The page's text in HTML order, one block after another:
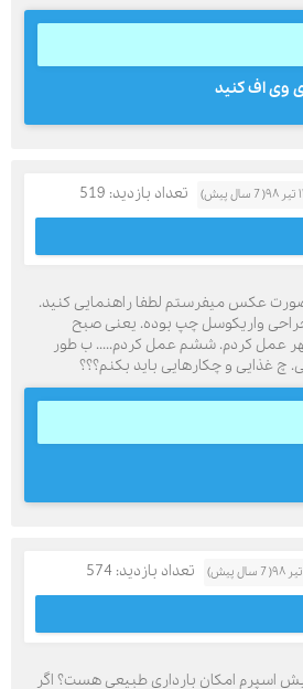
وی اف کنید
تعداد بازدید: 519
عکس میفرستم لطفا راهنمایی کنید.
واریکوسل چپ بوده. یعنی صبح
عمل کردم. ششم عمل کردم..... ب طور
چ غذایی و چکارهایی باید بکنم؟؟؟
تعداد بازدید: 574
اسپرم امکان بارداری طبیعی هست؟ اگر